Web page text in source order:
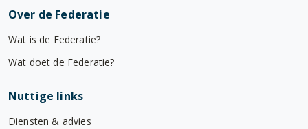
Over de Federatie
Wat is de Federatie?
Wat doet de Federatie?
Nuttige links
Diensten & advies